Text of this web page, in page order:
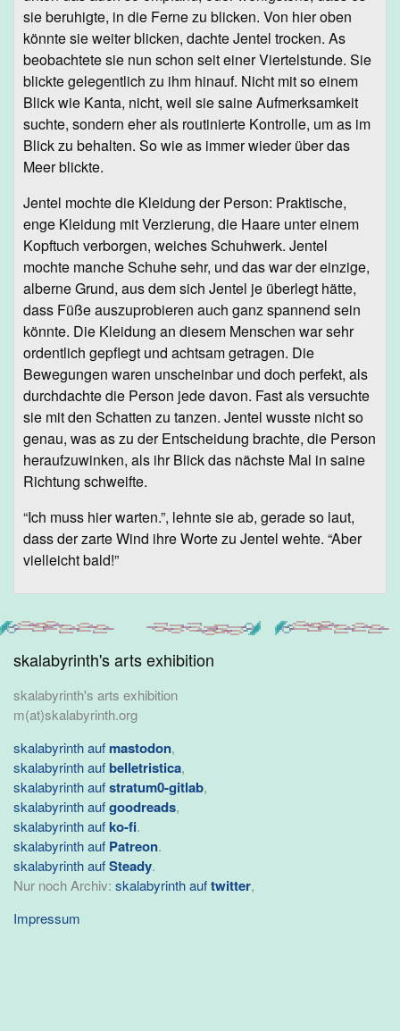
sie beruhigte, in die Ferne zu blicken. Von hier oben
könnte sie weiter blicken, dachte Jentel trocken. As
beobachtete sie nun schon seit einer Viertelstunde. Sie
blickte gelegentlich zu ihm hinauf. Nicht mit so einem
Blick wie Kanta, nicht, weil sie saine Aufmerksamkeit
suchte, sondern eher als routinierte Kontrolle, um as im
Blick zu behalten. So wie as immer wieder über das
Meer blickte.
Jentel mochte die Kleidung der Person: Praktische,
enge Kleidung mit Verzierung, die Haare unter einem
Kopftuch verborgen, weiches Schuhwerk. Jentel
mochte manche Schuhe sehr, und das war der einzige,
alberne Grund, aus dem sich Jentel je überlegt hätte,
dass Füße auszuprobieren auch ganz spannend sein
könnte. Die Kleidung an diesem Menschen war sehr
ordentlich gepflegt und achtsam getragen. Die
Bewegungen waren unscheinbar und doch perfekt, als
durchdachte die Person jede davon. Fast als versuchte
sie mit den Schatten zu tanzen. Jentel wusste nicht so
genau, was as zu der Entscheidung brachte, die Person
heraufzuwinken, als ihr Blick das nächste Mal in saine
Richtung schweifte.
“Ich muss hier warten.”, lehnte sie ab, gerade so laut,
dass der zarte Wind ihre Worte zu Jentel wehte. “Aber
vielleicht bald!”
skalabyrinth's arts exhibition
skalabyrinth's arts exhibition
m(at)skalabyrinth.org
skalabyrinth auf mastodon,
skalabyrinth auf belletristica,
skalabyrinth aufstratum0-gitlab,
skalabyrinth aufgoodreads,
skalabyrinth auf ko-fi.
skalabyrinth auf Patreon.
skalabyrinth aufSteady.
Nur noch Archiv: skalabyrinth auftwitter,
Impressum